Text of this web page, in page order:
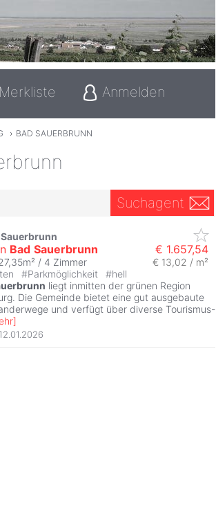
Anmelden
› BAD SAUERBRUNN
Suchagent
Sauerbrunn
Bad Sauerbrunn € 1.657,54
/ 4 Zimmer
€ 13,02 / m²
#Parkmöglichkeit #hell
liegt inmitten der grünen Region
Die Gemeinde bietet eine gut ausgebaute
und verfügt über diverse Tourismus-
]
12.01.2026